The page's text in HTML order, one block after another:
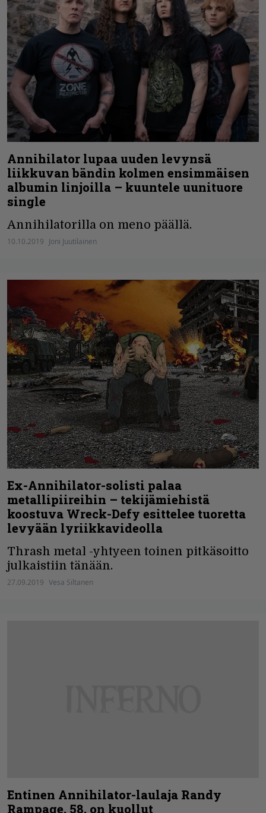
Annihilator lupaa uuden levynsä
liikkuvan bändin kolmen ensimmäisen
albumin linjoilla – kuuntele uunituore
single
Annihilatorilla on meno päällä.
10.10.2019 Joni Juutilainen
Ex-Annihilator-solisti palaa
metallipiireihin – tekijämiehistä
koostuva Wreck-Defy esittelee tuoretta
levyään lyriikkavideolla
Thrash metal -yhtyeen toinen pitkäsoitto
julkaistiin tänään.
27.09.2019 Vesa Siltanen
Entinen Annihilator-laulaja Randy
Rampage, 58, on kuollut